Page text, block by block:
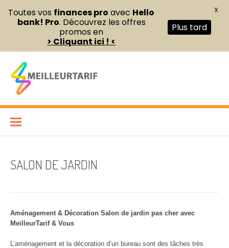
contenu
Meilleur Tarif
SALON DE JARDIN
Aménagement & Décoration Salon de jardin pas cher avec
MeilleurTarif & Vous
L’aménagement et la décoration d’un bureau sont des tâches très
Toutes vos finances pro avec Hello
bank! Pro. Découvrez les offres
promos en
> Cliquant ici ! <
Plus tard
X